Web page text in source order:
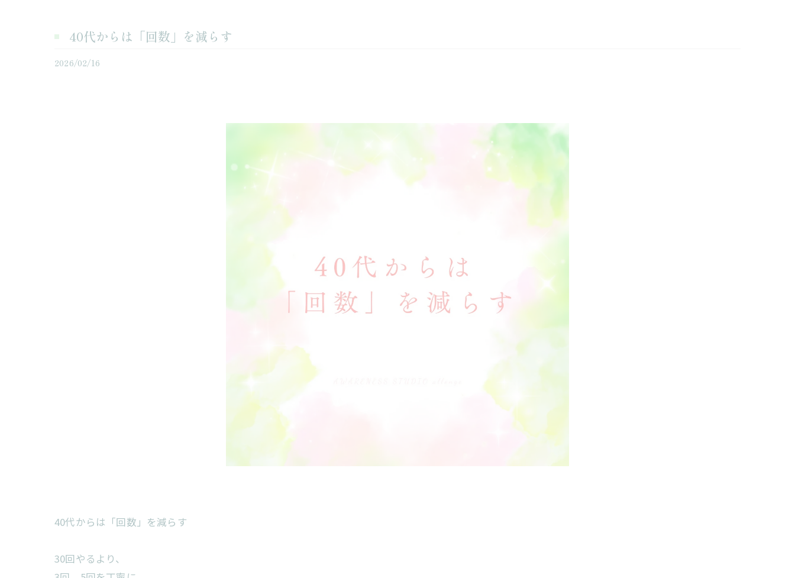
40代からは「回数」を減らす
2026/02/16
40代からは「回数」を減らす
30回やるより、